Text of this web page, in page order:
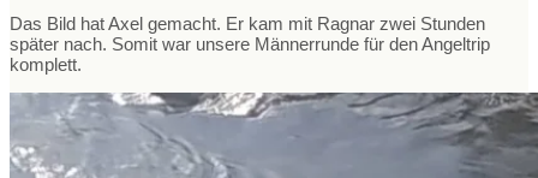
Das Bild hat Axel gemacht. Er kam mit Ragnar zwei Stunden
später nach. Somit war unsere Männerrunde für den Angeltrip
komplett.